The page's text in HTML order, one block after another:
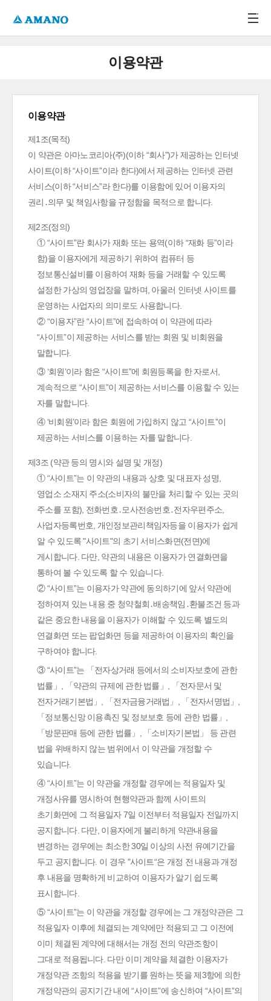
이용약관
이용약관
제1조(목적)
이 약관은 아마노코리아(주)(이하 “회사”)가 제공하는 인터넷
사이트(이하 “사이트”이라 한다)에서 제공하는 인터넷 관련
서비스(이하 “서비스”라 한다)를 이용함에 있어 이용자의
권리․의무 및 책임사항을 규정함을 목적으로 합니다.
제2조(정의)
① “사이트”란 회사가 재화 또는 용역(이하 “재화 등”이라
함)을 이용자에게 제공하기 위하여 컴퓨터 등
정보통신설비를 이용하여 재화 등을 거래할 수 있도록
설정한 가상의 영업장을 말하며, 아울러 인터넷 사이트를
운영하는 사업자의 의미로도 사용합니다.
② “이용자”란 “사이트”에 접속하여 이 약관에 따라
“사이트”이 제공하는 서비스를 받는 회원 및 비회원을
말합니다.
③ ‘회원’이라 함은 “사이트”에 회원등록을 한 자로서,
계속적으로 “사이트”이 제공하는 서비스를 이용할 수 있는
자를 말합니다.
④ ‘비회원’이라 함은 회원에 가입하지 않고 “사이트”이
제공하는 서비스를 이용하는 자를 말합니다.
제3조 (약관 등의 명시와 설명 및 개정)
① “사이트”는 이 약관의 내용과 상호 및 대표자 성명,
영업소 소재지 주소(소비자의 불만을 처리할 수 있는 곳의
주소를 포함), 전화번호․모사전송번호․전자우편주소,
사업자등록번호, 개인정보관리책임자등을 이용자가 쉽게
알 수 있도록 "사이트"의 초기 서비스화면(전면)에
게시합니다. 다만, 약관의 내용은 이용자가 연결화면을
통하여 볼 수 있도록 할 수 있습니다.
② “사이트”는 이용자가 약관에 동의하기에 앞서 약관에
정하여져 있는 내용 중 청약철회․배송책임․환불조건 등과
같은 중요한 내용을 이용자가 이해할 수 있도록 별도의
연결화면 또는 팝업화면 등을 제공하여 이용자의 확인을
구하여야 합니다.
③ “사이트”는 「전자상거래 등에서의 소비자보호에 관한
법률」, 「약관의 규제에 관한 법률」, 「전자문서 및
전자거래기본법」, 「전자금융거래법」, 「전자서명법」,
「정보통신망 이용촉진 및 정보보호 등에 관한 법률」,
「방문판매 등에 관한 법률」, 「소비자기본법」 등 관련
법을 위배하지 않는 범위에서 이 약관을 개정할 수
있습니다.
④ “사이트”는 이 약관을 개정할 경우에는 적용일자 및
개정사유를 명시하여 현행약관과 함께 사이트의
초기화면에 그 적용일자 7일 이전부터 적용일자 전일까지
공지합니다. 다만, 이용자에게 불리하게 약관내용을
변경하는 경우에는 최소한 30일 이상의 사전 유예기간을
두고 공지합니다. 이 경우 "사이트“은 개정 전 내용과 개정
후 내용을 명확하게 비교하여 이용자가 알기 쉽도록
표시합니다.
⑤ “사이트”는 이 약관을 개정할 경우에는 그 개정약관은 그
적용일자 이후에 체결되는 계약에만 적용되고 그 이전에
이미 체결된 계약에 대해서는 개정 전의 약관조항이
그대로 적용됩니다. 다만 이미 계약을 체결한 이용자가
개정약관 조항의 적용을 받기를 원하는 뜻을 제3항에 의한
개정약관의 공지기간 내에 “사이트”에 송신하여 “사이트”의